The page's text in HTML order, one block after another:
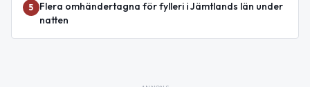
5
Flera omhändertagna för fylleri i Jämtlands län under
natten